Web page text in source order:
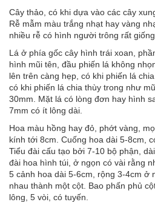
Cây thảo, có khi dựa vào các cây
Rễ mẫm màu trắng nhạt hay vàng
nhiều rễ có hình người trông rất
Lá ở phía gốc cây hình trái xoan,
hình mũi tên, đầu phiến lá không
lên trên càng hẹp, có khi phiến lá
có khi phiến lá chia thùy trong như
30mm. Mặt lá có lòng đơn hay hình
7mm có ít lông dài.
Hoa màu hồng hay đỏ, phớt vàng,
kính tới 8cm. Cuống hoa dài 5-8cm,
Tiểu đài cấu tạo bởi 7-10 bộ phận,
đài hoa hình túi, ở ngọn có vài rằng
5 cảnh hoa dài 5-6cm, rộng 3-4cm ở
nhau thành một cột. Bao phấn phủ
lông, 5 vòi, có tuyến.